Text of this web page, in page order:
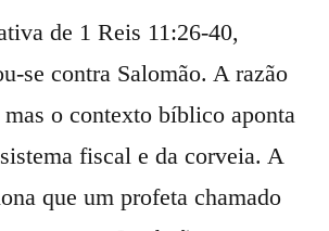
de 1 Reis 11:26-40,
se contra Salomão. A razão
o contexto bíblico aponta
fiscal e da corveia. A
que um profeta chamado